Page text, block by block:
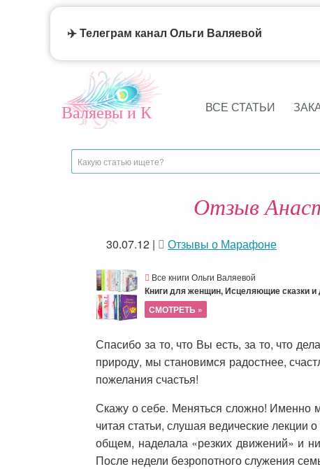
Валяевы и К ВСЕ СТАТЬИ
Отзыв
30.07.12 | Отзывы о Марафоне
Все книги Ольги Валяевой
Книги для женщин, Исцеляющие сказки и
СМОТРЕТЬ »
Спасибо за то, что Вы есть, за то, что
природу, мы становимся радостнее,
пожелания счастья!
Скажу о себе. Меняться сложно! Именно
читая статьи, слушая ведические лекции
общем, наделала «резких движений» и
После недели безропотного служения
✈️ Телеграм канал Ольги Валяевой